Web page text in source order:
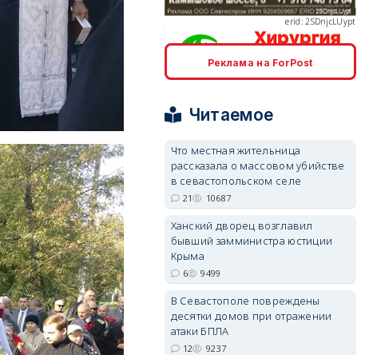
erid: 2SDnjcrDNw6
erid: 2SDnjdPjgYS
erid: 2SDnjdvhGXG
Реклама на ForPost
Читаемое
Что местная жительница
рассказала о массовом убийстве
в севастопольском селе
21 10687
Ханский дворец возглавил
бывший замминистра юстиции
Крыма
6 9499
В Севастополе повреждены
десятки домов при отражении
атаки БПЛА
12 9237